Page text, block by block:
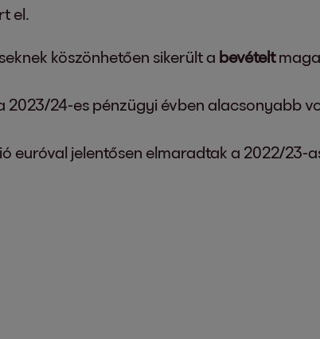
el.
köszönhetően sikerült a bevételt
2023/24-es pénzügyi évben alacsonyabb
euróval jelentősen elmaradtak a 2022/23-